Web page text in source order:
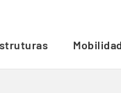
e Fernão Ferro